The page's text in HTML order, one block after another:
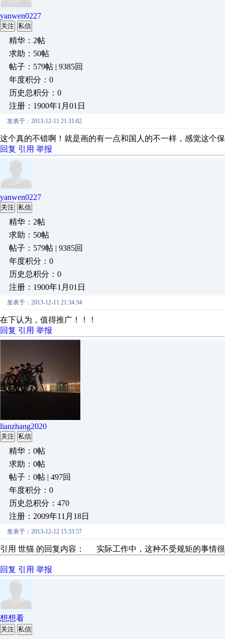
yanwen0227
关注 私信
精华：2帖
求助：50帖
帖子：579帖 | 9385回
年度积分：0
历史总积分：0
注册：1900年1月01日
发表于：2013-12-11 21:31:02
这个真的不错啊！就是画的有一点和国人的不一样，感觉这个
回复 引用 举报
yanwen0227
关注 私信
精华：2帖
求助：50帖
帖子：579帖 | 9385回
年度积分：0
历史总积分：0
注册：1900年1月01日
发表于：2013-12-11 21:34:34
在下认为，值得推广！！！
回复 引用 举报
lianzhang2020
关注 私信
精华：0帖
求助：0帖
帖子：0帖 | 497回
年度积分：0
历史总积分：470
注册：2009年11月18日
发表于：2013-12-12 15:33:57
引用 世猫 的回复内容： 实际工作中，这种不受规矩的事情
回复 引用 举报
想想看
关注 私信